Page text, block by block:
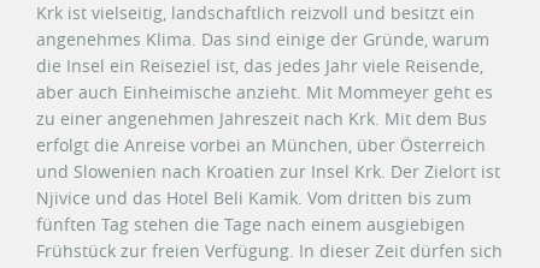
Krk ist vielseitig, landschaftlich reizvoll und besitzt ein
angenehmes Klima. Das sind einige der Gründe, warum
die Insel ein Reiseziel ist, das jedes Jahr viele Reisende,
aber auch Einheimische anzieht. Mit Mommeyer geht es
zu einer angenehmen Jahreszeit nach Krk. Mit dem Bus
erfolgt die Anreise vorbei an München, über Österreich
und Slowenien nach Kroatien zur Insel Krk. Der Zielort ist
Njivice und das Hotel Beli Kamik. Vom dritten bis zum
fünften Tag stehen die Tage nach einem ausgiebigen
Frühstück zur freien Verfügung. In dieser Zeit dürfen sich